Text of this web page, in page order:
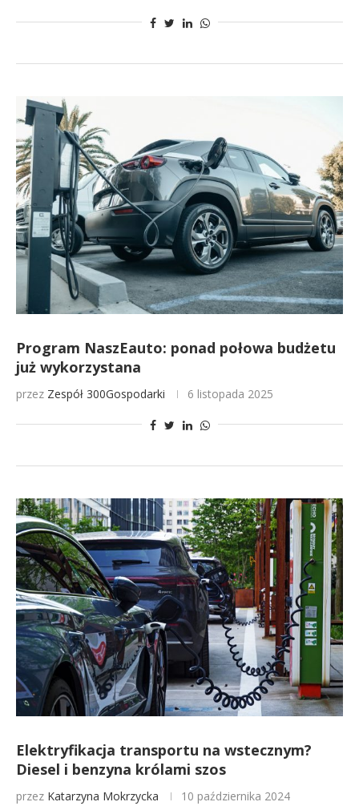
Program NaszEauto: ponad połowa budżetu
już wykorzystana
przez Zespół 300Gospodarki 6 listopada 2025
Elektryfikacja transportu na wstecznym?
Diesel i benzyna królami szos
przez Katarzyna Mokrzycka 10 października 2024